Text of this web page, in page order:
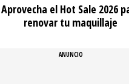
Aprovecha el Hot Sale 2026
renovar tu maquillaje